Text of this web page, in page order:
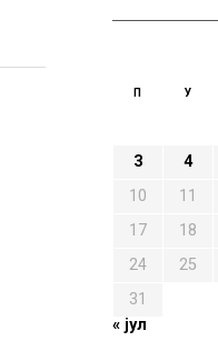
П У
3
4
10
11
17
18
24
25
31
« јул